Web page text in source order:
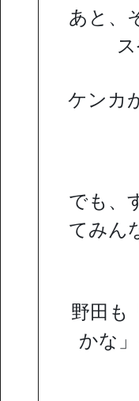
あと、
ケンカ
でも、
てみん
野田も
かな